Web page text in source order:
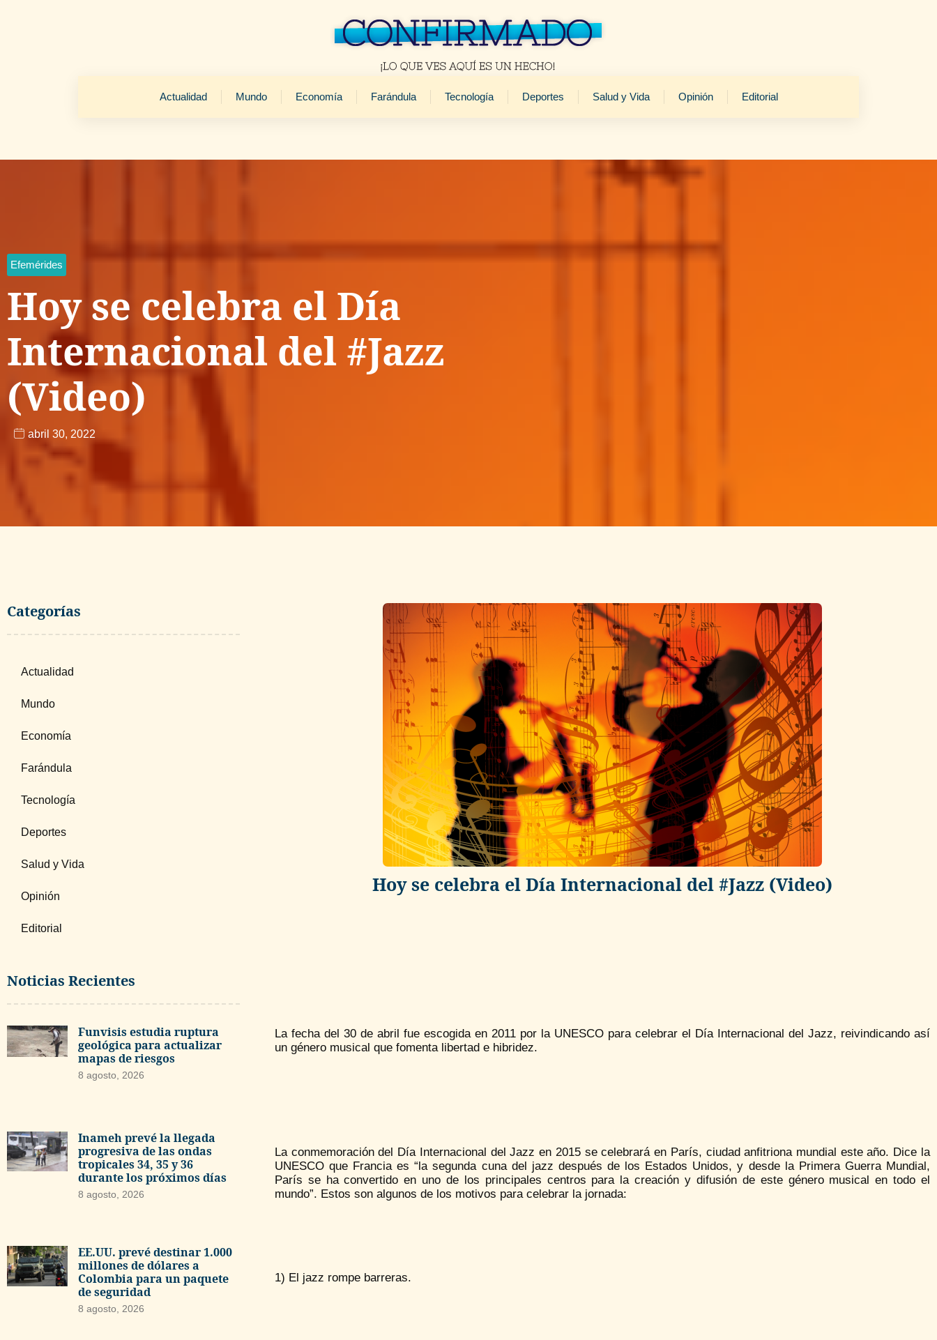
Actualidad Mundo Economía Farándula Tecnología Deportes Salud y Vida Opinión Editorial
Efemérides
Hoy se celebra el Día
Internacional del #Jazz
(Video)
abril 30, 2022
Categorías
Actualidad
Mundo
Economía
Farándula
Tecnología
Deportes
Salud y Vida
Opinión
Editorial
Noticias Recientes
Funvisis estudia ruptura
geológica para actualizar
mapas de riesgos
8 agosto, 2026
Inameh prevé la llegada
progresiva de las ondas
tropicales 34, 35 y 36
durante los próximos días
8 agosto, 2026
EE.UU. prevé destinar 1.000
millones de dólares a
Colombia para un paquete
de seguridad
8 agosto, 2026
Hoy se celebra el Día Internacional del #Jazz (Video)
La fecha del 30 de abril fue escogida en 2011 por la UNESCO para celebrar el Día Internacional del Jazz, reivindicando así
un género musical que fomenta libertad e hibridez.
La conmemoración del Día Internacional del Jazz en 2015 se celebrará en París, ciudad anfitriona mundial este año. Dice la
UNESCO que Francia es “la segunda cuna del jazz después de los Estados Unidos, y desde la Primera Guerra Mundial,
París se ha convertido en uno de los principales centros para la creación y difusión de este género musical en todo el
mundo”. Estos son algunos de los motivos para celebrar la jornada:
1) El jazz rompe barreras.